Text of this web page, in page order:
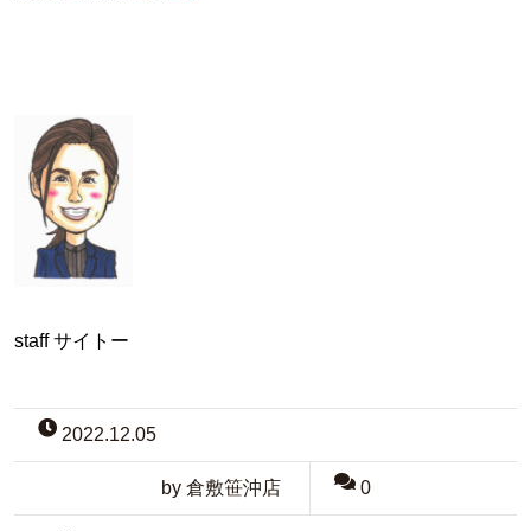
staff サイトー
2022.12.05
by 倉敷笹沖店 0